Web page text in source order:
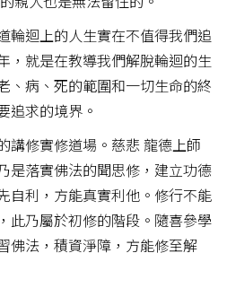
輪迴上的人生實在不值得我們追
，就是在教導我們解脫輪迴的生
、病、死的範圍和一切生命的終
追求的境界。
講修實修道場。慈悲 龍德上師
是落實佛法的聞思修，建立功德
自利，方能真實利他。修行不能
此乃屬於初修的階段。隨喜參學
佛法，積資淨障，方能修至解